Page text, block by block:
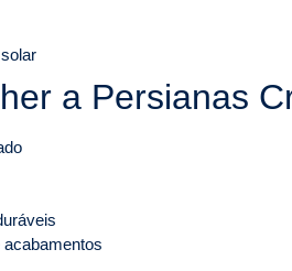
a Persianas
acabamentos